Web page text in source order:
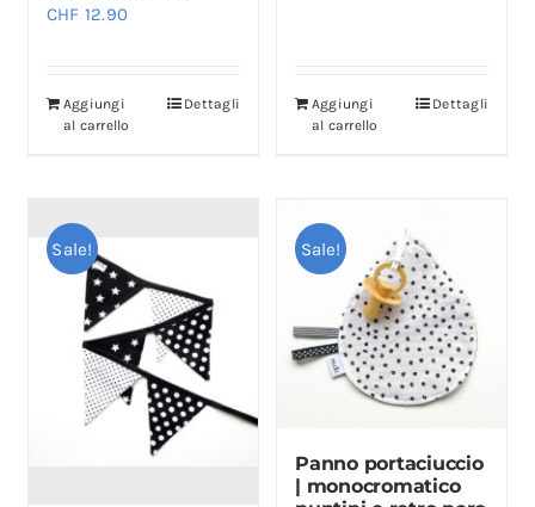
CHF 12.90
Aggiungi
al carrello
Dettagli
CHF 26.90.CHF
Aggiungi
al carrello
Dettagli
Sale! Sale!
Panno portaciuccio
| monocromatico